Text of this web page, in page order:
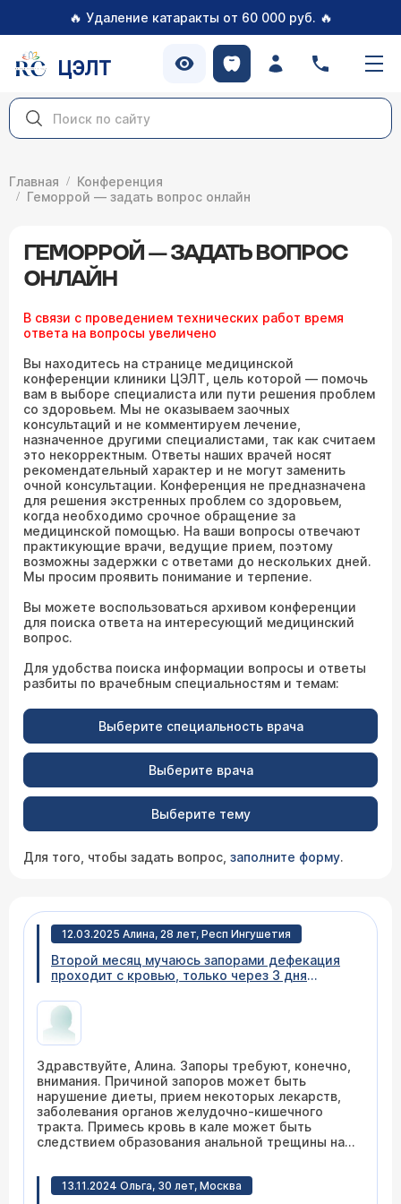
🔥 Удаление катаракты от 60 000 руб. 🔥
ЦЭЛТ
Главная
Конференция
Геморрой — задать вопрос онлайн
ГЕМОРРОЙ — ЗАДАТЬ ВОПРОС
ОНЛАЙН
В связи с проведением технических работ время
ответа на вопросы увеличено
Вы находитесь на странице медицинской
конференции клиники ЦЭЛТ, цель которой — помочь
вам в выборе специалиста или пути решения проблем
со здоровьем. Мы не оказываем заочных
консультаций и не комментируем лечение,
назначенное другими специалистами, так как считаем
это некорректным. Ответы наших врачей носят
рекомендательный характер и не могут заменить
очной консультации. Конференция не предназначена
для решения экстренных проблем со здоровьем,
когда необходимо срочное обращение за
медицинской помощью. На ваши вопросы отвечают
практикующие врачи, ведущие прием, поэтому
возможны задержки с ответами до нескольких дней.
Мы просим проявить понимание и терпение.
Вы можете воспользоваться архивом конференции
для поиска ответа на интересующий медицинский
вопрос.
Для удобства поиска информации вопросы и ответы
разбиты по врачебным специальностям и темам:
Выберите специальность врача
Выберите врача
Выберите тему
Для того, чтобы задать вопрос, заполните форму.
12.03.2025 Алина, 28 лет, Респ Ингушетия
Второй месяц мучаюсь запорами дефекация
проходит с кровью, только через 3 дня
практически с пелёнок.
Здравствуйте, Алина. Запоры требуют, конечно,
внимания. Причиной запоров может быть
нарушение диеты, прием некоторых лекарств,
заболевания органов желудочно-кишечного
тракта. Примесь кровь в кале может быть
следствием образования анальной трещины на
содержащие пищевые волокна растительного
13.11.2024 Ольга, 30 лет, Москва